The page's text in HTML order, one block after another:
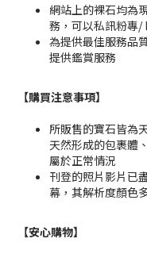
網站上的裸石均為
務，可以私訊粉專/
為提供最佳服務品
提供鑑賞服務
【購買注意事項】
所販售的寶石皆為
天然形成的包裹體
屬於正常情況
刊登的照片影片已
幕，其解析度顏色
【安心購物】